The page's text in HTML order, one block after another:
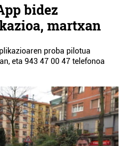
bidez
martxan
proba pilotua
eta 943 47 00 47 telefonoa